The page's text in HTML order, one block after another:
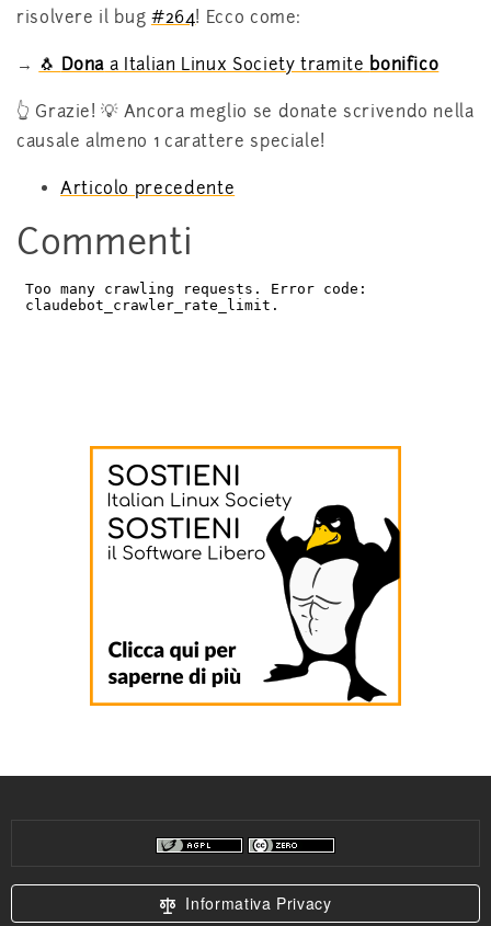
risolvere il bug #264! Ecco come:
→ 🐧 Dona a Italian Linux Society tramite bonifico
👆 Grazie! 💡 Ancora meglio se donate scrivendo nella
causale almeno 1 carattere speciale!
Articolo precedente
Commenti
Informativa Privacy